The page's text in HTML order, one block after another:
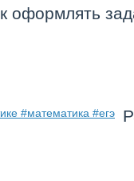
оформлять